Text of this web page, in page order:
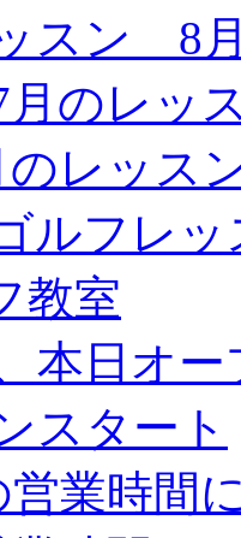
スン 8
のレッ
レッス
ルフレッ
教室
本日オー
スタート
営業時間